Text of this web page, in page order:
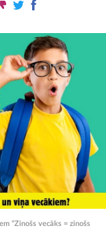
“Zinošs vecāks = zinošs